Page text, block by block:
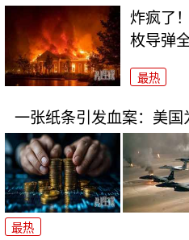
炸疯了
枚导弹
最热
一张纸条引发血案：美国
最热